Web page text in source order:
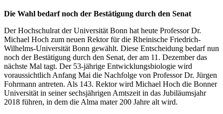
Die Wahl bedarf noch der Bestätigung durch den Senat
Der Hochschulrat der Universität Bonn hat heute Professor Dr.
Michael Hoch zum neuen Rektor für die Rheinische Friedrich-
Wilhelms-Universität Bonn gewählt. Diese Entscheidung bedarf nun
noch der Bestätigung durch den Senat, der am 11. Dezember das
nächste Mal tagt. Der 53-jährige Entwicklungsbiologie wird
voraussichtlich Anfang Mai die Nachfolge von Professor Dr. Jürgen
Fohrmann antreten. Als 143. Rektor wird Michael Hoch die Bonner
Universität in seiner sechsjährigen Amtszeit in das Jubiläumsjahr
2018 führen, in dem die Alma mater 200 Jahre alt wird.